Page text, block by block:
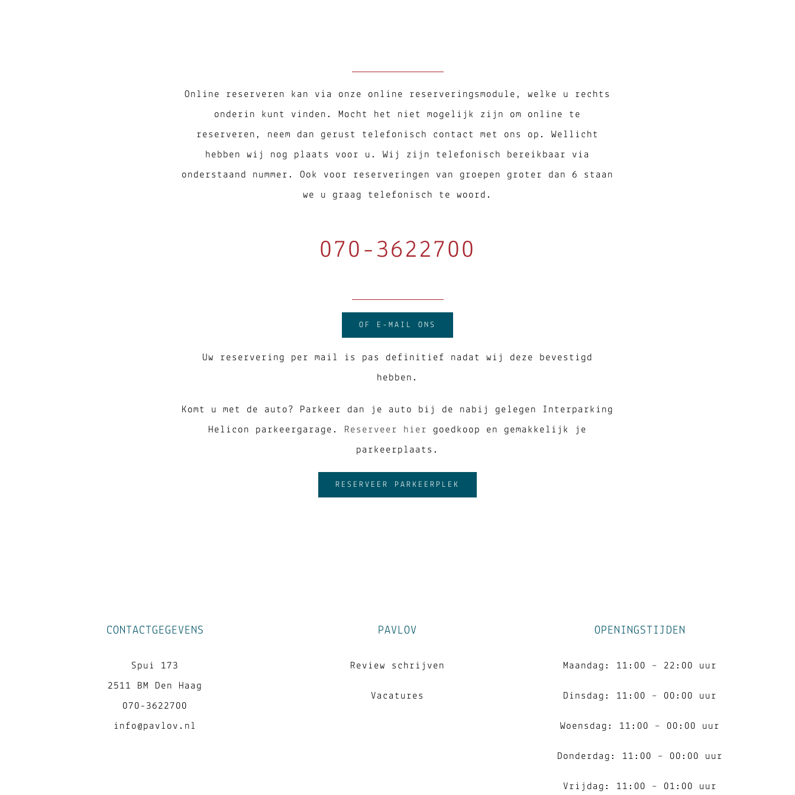
Online reserveren kan via onze online reserveringsmodule, welke u rechts
onderin kunt vinden. Mocht het niet mogelijk zijn om online te
reserveren, neem dan gerust telefonisch contact met ons op. Wellicht
hebben wij nog plaats voor u. Wij zijn telefonisch bereikbaar via
onderstaand nummer. Ook voor reserveringen van groepen groter dan 6 staan
we u graag telefonisch te woord.
070-3622700
OF E-MAIL ONS
Uw reservering per mail is pas definitief nadat wij deze bevestigd
hebben.
Komt u met de auto?
Parkeer dan je auto bij de nabij gelegen Interparking
Helicon parkeergarage.
Reserveer hier
goedkoop en gemakkelijk je
parkeerplaats.
RESERVEER PARKEERPLEK
CONTACTGEGEVENS
Spui 173
2511 BM Den Haag
070-3622700
info@pavlov.nl
PAVLOV
Review schrijven
Vacatures
OPENINGSTIJDEN
Maandag: 11:00 – 22:00 uur
Dinsdag: 11:00 – 00:00 uur
Woensdag: 11:00 – 00:00 uur
Donderdag: 11:00 – 00:00 uur
Vrijdag: 11:00 – 01:00 uur